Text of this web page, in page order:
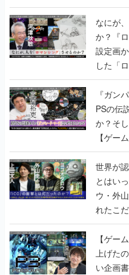
書】
なにが
か？『
設定画
した「
書】
『ガン
PSの伝
か？そ
【ゲー
世界が
とはい
ウ・外
れたこ
画書】
【ゲー
上げた
い企画